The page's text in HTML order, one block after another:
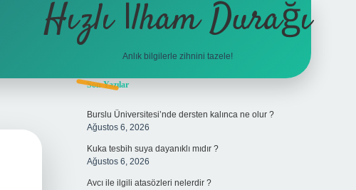
Hızlı İlham Durağı
Anlık bilgilerle zihnini tazele!
Sidebar
Son Yazılar
Burslu Üniversitesi’nde dersten kalınca ne olur ?
Ağustos 6, 2026
Kuka tesbih suya dayanıklı mıdır ?
Ağustos 6, 2026
Avcı ile ilgili atasözleri nelerdir ?